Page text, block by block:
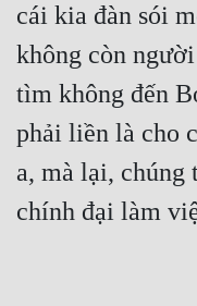
cái kia đàn sói
không còn
tìm không đến
phải liền là cho
a, mà lại, chúng
chính đại làm